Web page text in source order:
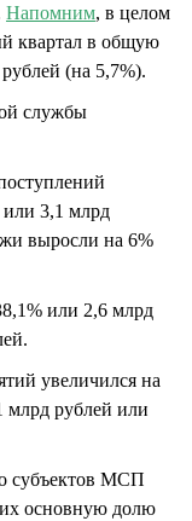
Напомним, в целом
квартал в общую
(на 5,7%).
службы
или 3,1 млрд
выросли на 6%
или 2,6 млрд
увеличился на
млрд рублей или
субъектов МСП
основную долю